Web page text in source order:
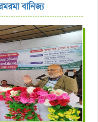
বানিজ্য